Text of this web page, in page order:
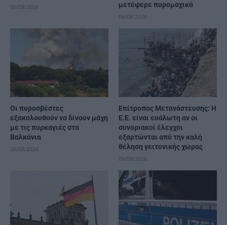
06/08/2026
μετέφερε πυρομαχικά
06/08/2026
Οι πυροσβέστες
εξακολουθούν να δίνουν μάχη
με τις πυρκαγιές στα
Βαλκάνια
06/08/2026
Επίτροπος Μετανάστευσης: Η
Ε.Ε. είναι ευάλωτη αν οι
συνοριακοί έλεγχοι
εξαρτώνται από την καλή
θέληση γειτονικής χώρας
06/08/2026